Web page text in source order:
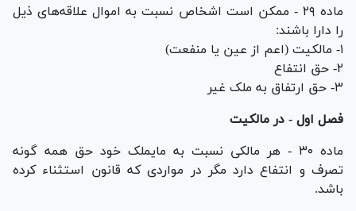
ماده ۲۹ - ممکن است اشخاص نسبت به اموال علاقه‌های ذیل
را دارا باشند:
۱- مالکیت (اعم از عین یا منفعت)
۲- حق انتفاع
۳- حق ارتفاق به ملک غیر
فصل اول - در مالکیت
ماده ۳۰ - هر مالکی نسبت به مایملک خود حق همه گونه
تصرف و انتفاع دارد مگر در مواردی که قانون استثناء کرده
باشد.